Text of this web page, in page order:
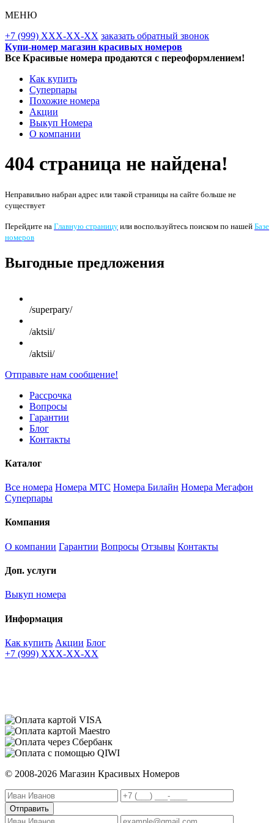
МЕНЮ
+7 (999) XXX-XX-XX заказать обратный звонок
Купи-номер магазин красивых номеров
Все Красивые номера продаются с переоформлением!
Как купить
Суперпары
Похожие номера
Акции
Выкуп Номера
О компании
404 страница не найдена!
Неправильно набран адрес или такой страницы на сайте больше не
существует
Перейдите на Главную страницу или воспользуйтесь поиском по нашей Базе
номеров
Scroll
Up
Выгодные предложения
/superpary/
/aktsii/
/aktsii/
Отправьте нам сообщение!
Рассрочка
Вопросы
Гарантии
Блог
Контакты
Каталог
Все номера Номера МТС Номера Билайн Номера Мегафон
Суперпары
Компания
О компании Гарантии Вопросы Отзывы Контакты
Доп. услуги
Выкуп номера
Информация
Как купить Акции Блог
+7 (999) XXX-XX-XX
© 2008-2026 Магазин Красивых Номеров
Отправить